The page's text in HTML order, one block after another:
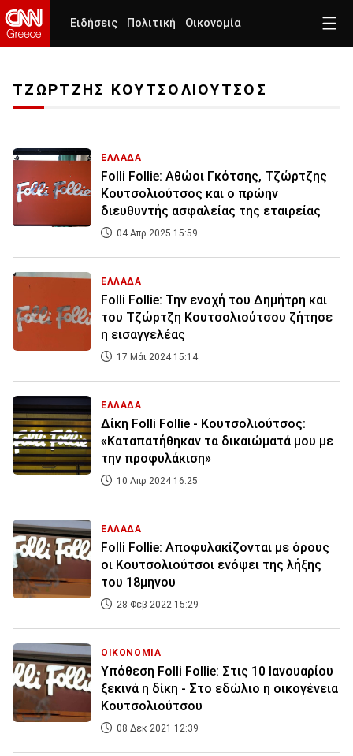
Ειδήσεις Πολιτική Οικονομία
ΤΖΩΡΤΖΗΣ ΚΟΥΤΣΟΛΙΟΥΤΣΟΣ
ΕΛΛΑΔΑ
Folli Follie: Αθώοι Γκότσης, Τζώρτζης
Κουτσολιούτσος και o πρώην
διευθυντής ασφαλείας της εταιρείας
04 Απρ 2025 15:59
ΕΛΛΑΔΑ
Folli Follie: Την ενοχή του Δημήτρη και
του Τζώρτζη Κουτσολιούτσου ζήτησε
η εισαγγελέας
17 Μάι 2024 15:14
ΕΛΛΑΔΑ
Δίκη Folli Follie - Κουτσολιούτσος:
«Καταπατήθηκαν τα δικαιώματά μου με
την προφυλάκιση»
10 Απρ 2024 16:25
ΕΛΛΑΔΑ
Folli Follie: Αποφυλακίζονται με όρους
οι Κουτσολιούτσοι ενόψει της λήξης
του 18μηνου
28 Φεβ 2022 15:29
ΟΙΚΟΝΟΜΙΑ
Υπόθεση Folli Follie: Στις 10 Ιανουαρίου
ξεκινά η δίκη - Στο εδώλιο η οικογένεια
Κουτσολιούτσου
08 Δεκ 2021 12:39